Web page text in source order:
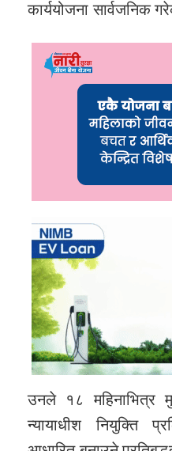
कार्ययोजना सार्वजनिक
उनले १८ महिनाभित्र
न्यायाधीश नियुक्ति